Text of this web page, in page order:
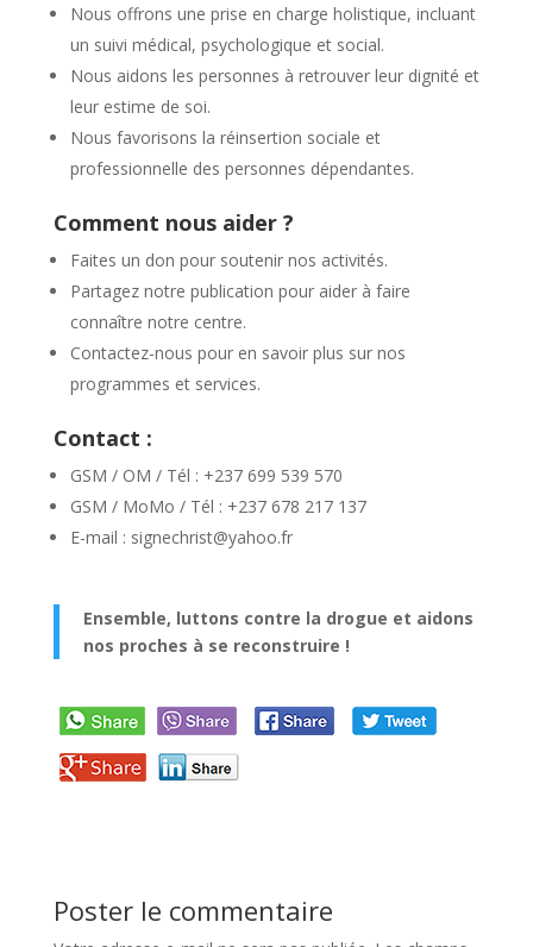
Nous offrons une prise en charge holistique, incluant
un suivi médical, psychologique et social.
Nous aidons les personnes à retrouver leur dignité et
leur estime de soi.
Nous favorisons la réinsertion sociale et
professionnelle des personnes dépendantes.
Comment nous aider ?
Faites un don pour soutenir nos activités.
Partagez notre publication pour aider à faire
connaître notre centre.
Contactez-nous pour en savoir plus sur nos
programmes et services.
Contact :
GSM / OM / Tél : +237 699 539 570
GSM / MoMo / Tél : +237 678 217 137
E-mail : signechrist@yahoo.fr
Ensemble, luttons contre la drogue et aidons
nos proches à se reconstruire !
Poster le commentaire